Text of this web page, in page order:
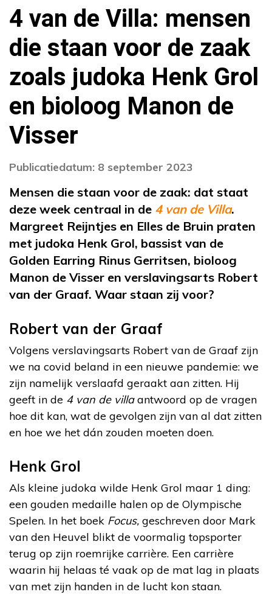
4 van de Villa: mensen
die staan voor de zaak
zoals judoka Henk Grol
en bioloog Manon de
Visser
Publicatiedatum: 8 september 2023
Mensen die staan voor de zaak: dat staat
deze week centraal in de 4 van de Villa.
Margreet Reijntjes en Elles de Bruin praten
met judoka Henk Grol, bassist van de
Golden Earring Rinus Gerritsen, bioloog
Manon de Visser en verslavingsarts Robert
van der Graaf. Waar staan zij voor?
Robert van der Graaf
Volgens verslavingsarts Robert van de Graaf zijn
we na covid beland in een nieuwe pandemie: we
zijn namelijk verslaafd geraakt aan zitten. Hij
geeft in de 4 van de villaantwoord op de vragen
hoe dit kan, wat de gevolgen zijn van al dat zitten
en hoe we het dán zouden moeten doen.
Henk Grol
Als kleine judoka wilde Henk Grol maar 1 ding:
een gouden medaille halen op de Olympische
Spelen. In het boek Focus, geschreven door Mark
van den Heuvel blikt de voormalig topsporter
terug op zijn roemrijke carrière. Een carrière
waarin hij helaas té vaak op de mat lag in plaats
van met zijn handen in de lucht kon staan.